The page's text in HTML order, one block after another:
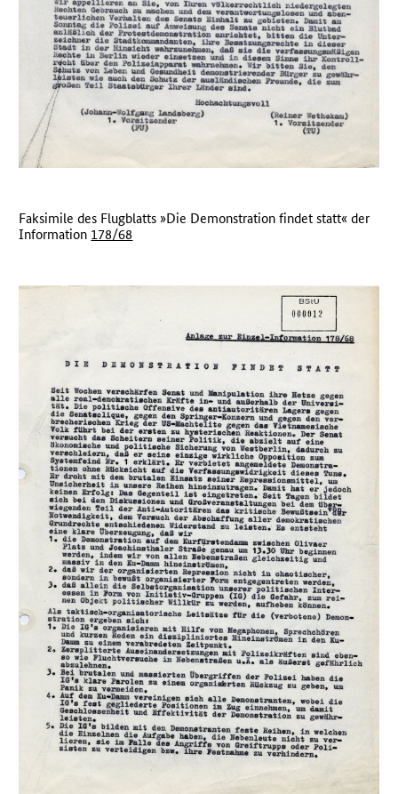
Faksimile des Flugblatts »Die Demonstration findet statt« der
Information 178/68